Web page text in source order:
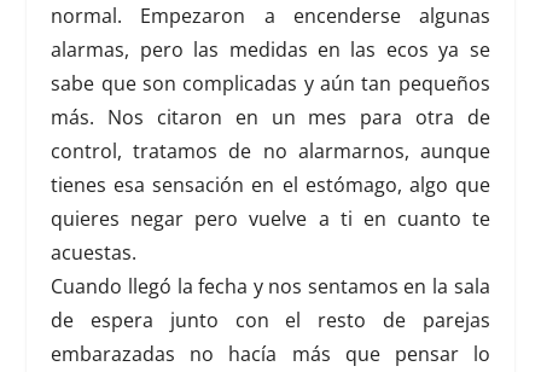
normal. Empezaron a encenderse algunas
alarmas, pero las medidas en las ecos ya se
sabe que son complicadas y aún tan pequeños
más. Nos citaron en un mes para otra de
control, tratamos de no alarmarnos, aunque
tienes esa sensación en el estómago, algo que
quieres negar pero vuelve a ti en cuanto te
acuestas.
Cuando llegó la fecha y nos sentamos en la sala
de espera junto con el resto de parejas
embarazadas no hacía más que pensar lo